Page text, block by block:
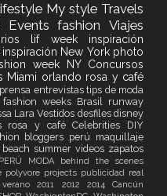
My style Travels
EventsfashionViajes
lif week inspiración
New York photo
week NY Concursos
Miami orlando rosa y café
prensa entrevistas tips de moda
fashion weeks Brasil runway
Lara Vestidos desfiles disney
rosa y caféCelebrities DIY
bloggers perú maquillaje
beachsummervideos zapatos
PERÚ MODA behind the scenes
polyvore projects publicidad real
verano2011 2012 2014 Cancún